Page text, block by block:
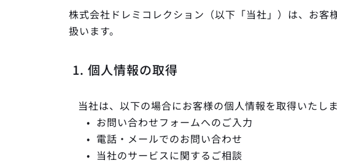
株式会社ドレミコレクション（以下「当社」）は、お
扱います。
1. 個人情報の取得
当社は、以下の場合にお客様の個人情報を取得いたしま
お問い合わせフォームへのご入力
電話・メールでのお問い合わせ
当社のサービスに関するご相談